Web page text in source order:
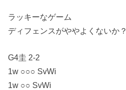
ラッキーなゲーム
ディフェンスがややよくないか？
G4圭 2-2
1w ○○○ SvWi
1w ○○ SvWi